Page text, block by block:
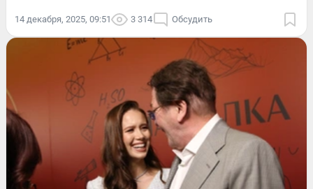
14 декабря, 2025, 09:51 3 314 Обсудить